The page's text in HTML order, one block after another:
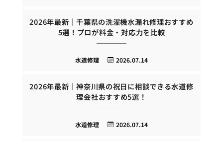
2026年最新｜千葉県の洗濯機水漏れ修理おすすめ
5選！プロが料金・対応力を比較
2026.07.14
水道修理
2026年最新｜神奈川県の祝日に相談できる水道修
理会社おすすめ5選！
2026.07.14
水道修理